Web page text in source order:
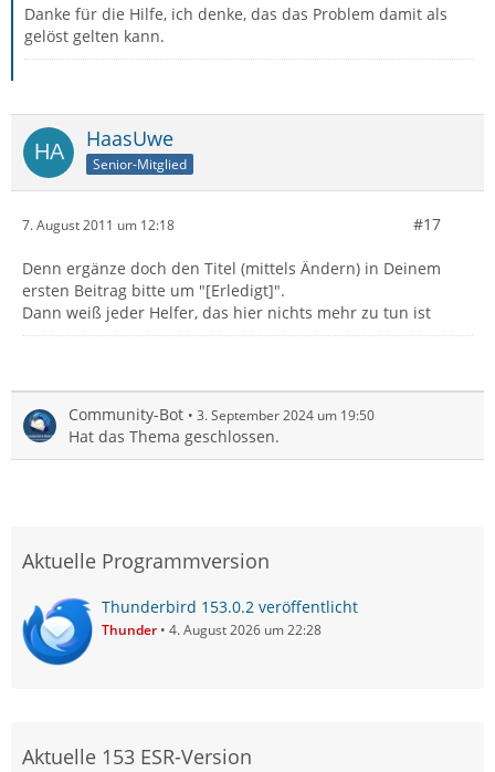
Danke für die Hilfe, ich denke, das das Problem damit als
gelöst gelten kann.
HaasUwe
Senior-Mitglied
7. August 2011 um 12:18 #17
Denn ergänze doch den Titel (mittels Ändern) in Deinem
ersten Beitrag bitte um "[Erledigt]".
Dann weiß jeder Helfer, das hier nichts mehr zu tun ist
Community-Bot 3. September 2024 um 19:50
Hat das Thema geschlossen.
Aktuelle Programmversion
Thunderbird 153.0.2 veröffentlicht
Thunder 4. August 2026 um 22:28
Aktuelle 153 ESR-Version